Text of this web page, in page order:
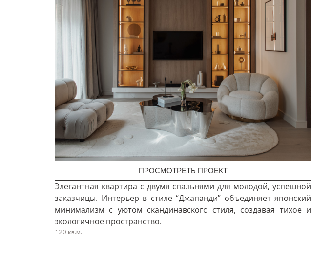
ПРОСМОТРЕТЬ ПРОЕКТ
Элегантная квартира с двумя спальнями для молодой, успешной
заказчицы. Интерьер в стиле “Джапанди” объединяет японский
минимализм с уютом скандинавского стиля, создавая тихое и
экологичное пространство.
120 кв.м.